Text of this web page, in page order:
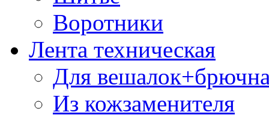
Воротники
Лента техническая
Для
Из кожзаменителя